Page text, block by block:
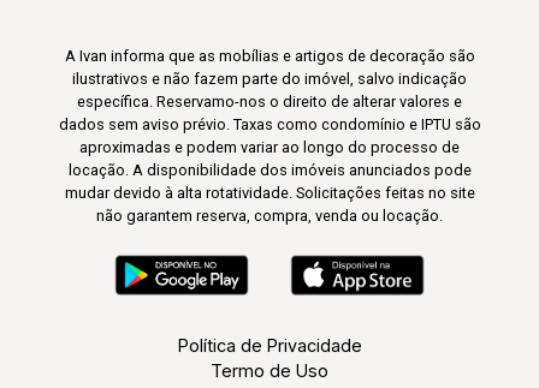
A Ivan informa que as mobílias e artigos de decoração são
ilustrativos e não fazem parte do imóvel, salvo indicação
específica. Reservamo-nos o direito de alterar valores e
dados sem aviso prévio. Taxas como condomínio e IPTU são
aproximadas e podem variar ao longo do processo de
locação. A disponibilidade dos imóveis anunciados pode
mudar devido à alta rotatividade. Solicitações feitas no site
não garantem reserva, compra, venda ou locação.
Política de Privacidade
Termo de Uso